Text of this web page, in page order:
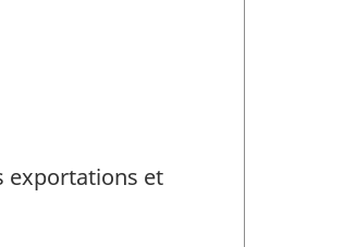
exportations et